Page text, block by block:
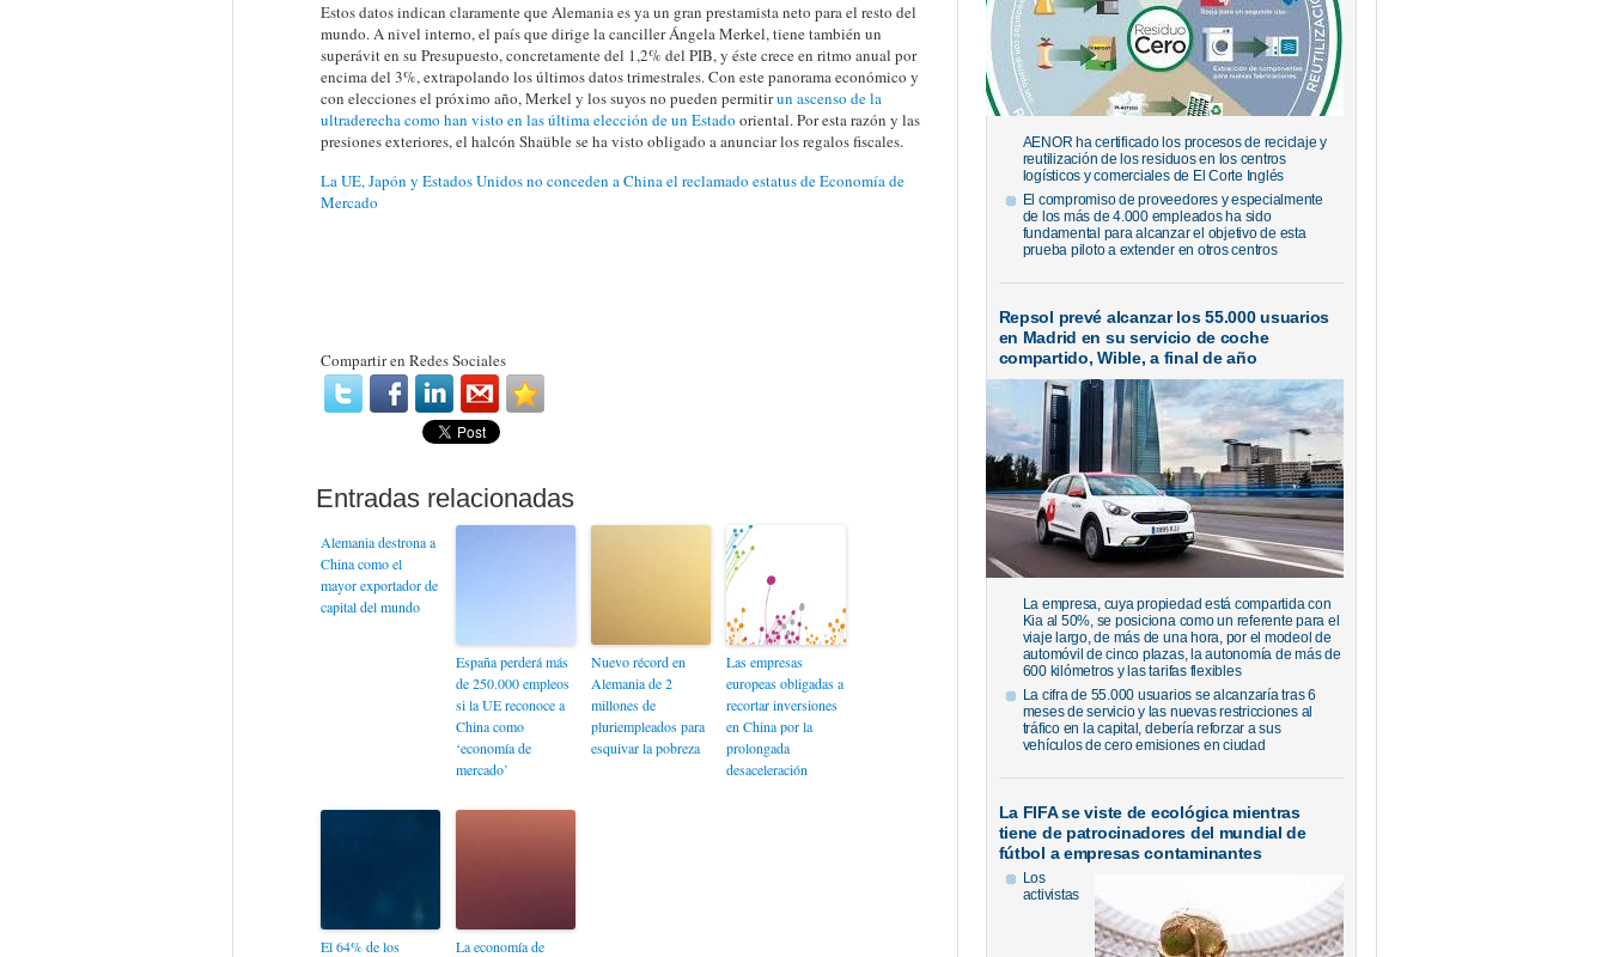
Estos datos indican claramente que Alemania es ya un gran prestamista neto para el resto del
mundo. A nivel interno, el país que dirige la canciller Ángela Merkel, tiene también un
superávit en su Presupuesto, concretamente del 1,2% del PIB, y éste crece en ritmo anual por
encima del 3%, extrapolando los últimos datos trimestrales. Con este panorama económico y
con elecciones el próximo año, Merkel y los suyos no pueden permitirun ascenso de la
ultraderecha como han visto en las última elección de un Estado oriental. Por esta razón y las
presiones exteriores, el halcón Shaüble se ha visto obligado a anunciar los regalos fiscales.
La UE, Japón y Estados Unidos no conceden a China el reclamado estatus de Economía de
Mercado
Compartir en Redes Sociales
Alemania destrona a
China como el
mayor exportador de
capital del mundo
España perderá más
de 250.000 empleos
si la UE reconoce a
China como
‘economía de
mercado’
Nuevo récord en
Alemania de 2
millones de
pluriempleados para
esquivar la pobreza
Las empresas
europeas obligadas a
recortar inversiones
en China por la
prolongada
desaceleración
El 64% de los
La economía de
AENOR ha certificado los procesos de reciclaje y
reutilización de los residuos en los centros
logísticos y comerciales de El Corte Inglés
El compromiso de proveedores y especialmente
de los más de 4.000 empleados ha sido
fundamental para alcanzar el objetivo de esta
prueba piloto a extender en otros centros
Repsol prevé alcanzar los 55.000 usuarios
en Madrid en su servicio de coche
compartido, Wible, a final de año
La empresa, cuya propiedad está compartida con
Kia al 50%, se posiciona como un referente para el
viaje largo, de más de una hora, por el modeol de
automóvil de cinco plazas, la autonomía de más de
600 kilómetros y las tarifas flexibles
La cifra de 55.000 usuarios se alcanzaría tras 6
meses de servicio y las nuevas restricciones al
tráfico en la capital, debería reforzar a sus
vehículos de cero emisiones en ciudad
La FIFA se viste de ecológica mientras
tiene de patrocinadores del mundial de
fútbol a empresas contaminantes
Los
activistas